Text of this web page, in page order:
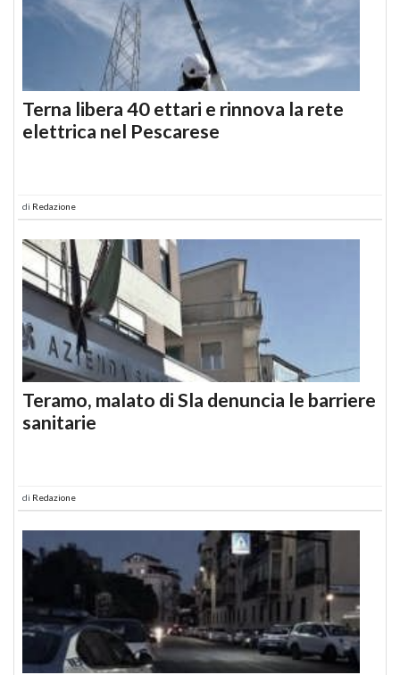
Terna libera 40 ettari e rinnova la rete
elettrica nel Pescarese
di Redazione
Teramo, malato di Sla denuncia le barriere
sanitarie
di Redazione